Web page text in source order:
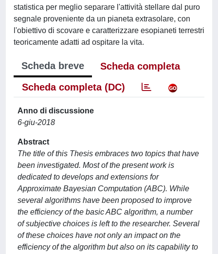
statistica per meglio separare l'attività stellare dal puro
segnale proveniente da un pianeta extrasolare, con
l'obiettivo di scovare e caratterizzare esopianeti terrestri
teoricamente adatti ad ospitare la vita.
Scheda breve
Scheda completa
Scheda completa (DC)
Anno di discussione
6-giu-2018
Abstract
The title of this Thesis embraces two topics that have
been investigated. Most of the present work is
dedicated to develops and extensions for
Approximate Bayesian Computation (ABC). While
several algorithms have been proposed to improve
the efficiency of the basic ABC algorithm, a number
of subjective choices is left to the researcher. Several
of these choices have not only an impact on the
efficiency of the algorithm but also on its capability to